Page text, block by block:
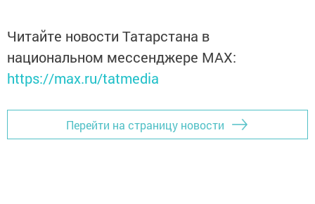
Читайте новости Татарстана в
национальном мессенджере MАХ:
https://max.ru/tatmedia
Перейти на страницу новости